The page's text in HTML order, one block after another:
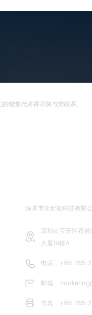
销售代表将尽快与您联系。
深圳市永新能科技有限
深圳市宝安区石
大厦19楼A
电话 : +86 755
邮箱 :
传真 : +86 755